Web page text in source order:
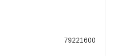
79221600